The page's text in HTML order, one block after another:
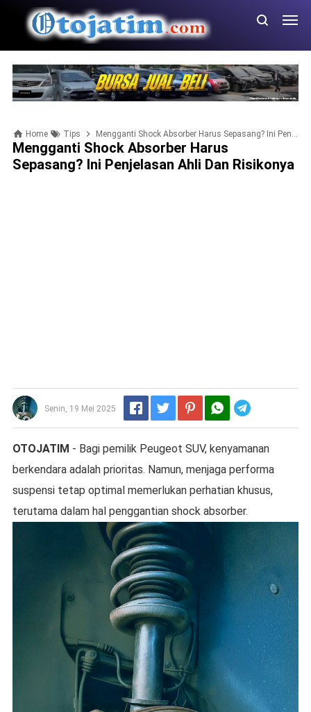
Home Tips Mengganti Shock Absorber Harus Sepasang? Ini Penjelasan Ahli dan Risikonya
Mengganti Shock Absorber Harus
Sepasang? Ini Penjelasan Ahli Dan Risikonya
Senin, 19 Mei 2025
OTOJATIM - Bagi pemilik Peugeot SUV, kenyamanan
berkendara adalah prioritas. Namun, menjaga performa
suspensi tetap optimal memerlukan perhatian khusus,
terutama dalam hal penggantian shock absorber.